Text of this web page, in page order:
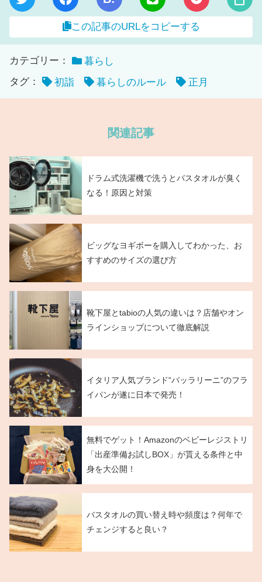
この記事のURLをコピーする
カテゴリー：
暮らし
タグ：
初詣 暮らしのルール 正月
関連記事
ドラム式洗濯機で洗うとバスタオルが臭く
なる！原因と対策
ビッグなヨギボーを購入してわかった、お
すすめのサイズの選び方
靴下屋とtabioの人気の違いは？店舗やオン
ラインショップについて徹底解説
イタリア人気ブランド“バッラリーニ”のフラ
イパンが遂に日本で発売！
無料でゲット！Amazonのベビーレジストリ
「出産準備お試しBOX」が貰える条件と中
身を大公開！
バスタオルの買い替え時や頻度は？何年で
チェンジすると良い？